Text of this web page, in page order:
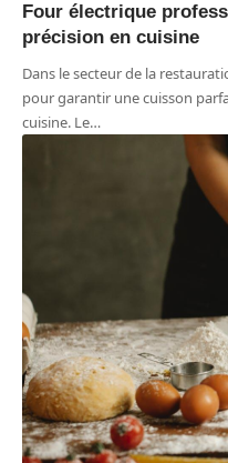
Four électrique
précision en cuisine
Dans le secteur de la
pour garantir une cuisson
cuisine. Le…